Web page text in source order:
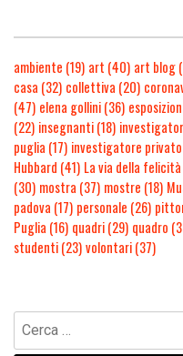
ambiente (19) art (40) art blog
casa (32) collettiva (20)
(47) elena gollini(36)
(22) insegnanti(18)
puglia (17) investigatore privato
Hubbard (41) La via della felicità
(30) mostra (37) mostre (18)
padova (17) personale (26)
Puglia (16) quadri(29) quadro
studenti(23)volontari(37)